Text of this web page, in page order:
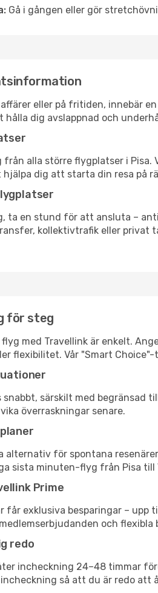
Gå i gången eller gör
eller på fritiden, innebär
dig avslappnad och
från alla större flygplatser i
dig att starta din resa på
ta en stund för att ansluta –
kollektivtrafik eller privat
för steg
med Travellink är enkelt.
flexibilitet. Vår "Smart
snabbt, särskilt med
överraskningar senare.
alternativ för spontana
sista minuten-flyg från Pisa till
Prime
får exklusiva besparingar –
och flexibla
redo
incheckning 24–48 timmar
så att du är redo att